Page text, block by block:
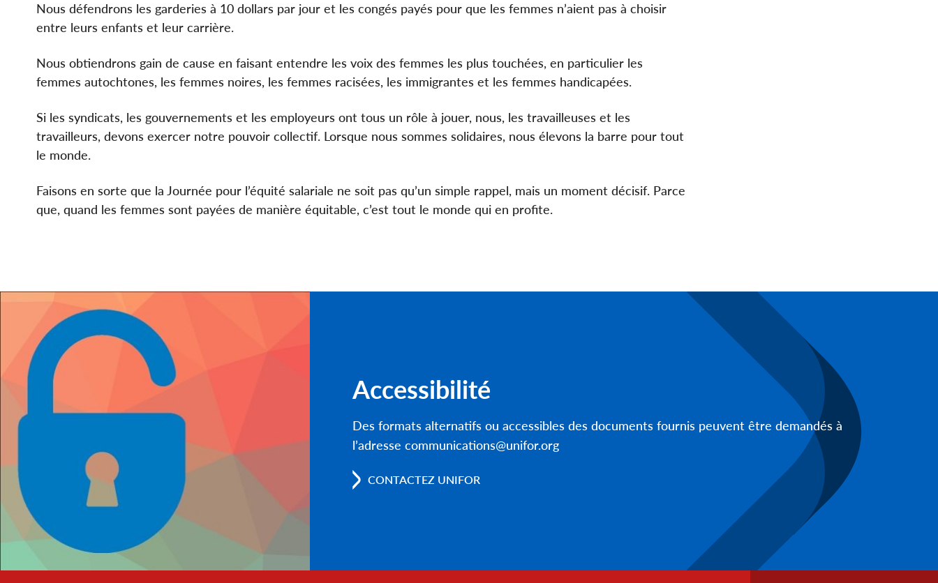
Nous défendrons les garderies à 10 dollars par jour et les congés payés pour que les femmes n’aient pas à choisir
entre leurs enfants et leur carrière.
Nous obtiendrons gain de cause en faisant entendre les voix des femmes les plus touchées, en particulier les
femmes autochtones, les femmes noires, les femmes racisées, les immigrantes et les femmes handicapées.
Si les syndicats, les gouvernements et les employeurs ont tous un rôle à jouer, nous, les travailleuses et les
travailleurs, devons exercer notre pouvoir collectif. Lorsque nous sommes solidaires, nous élevons la barre pour tout
le monde.
Faisons en sorte que la Journée pour l’équité salariale ne soit pas qu’un simple rappel, mais un moment décisif. Parce
que, quand les femmes sont payées de manière équitable, c’est tout le monde qui en profite.
Accessibilité
Des formats alternatifs ou accessibles des documents fournis peuvent être demandés à
l’adresse communications@unifor.org
CONTACTEZ UNIFOR